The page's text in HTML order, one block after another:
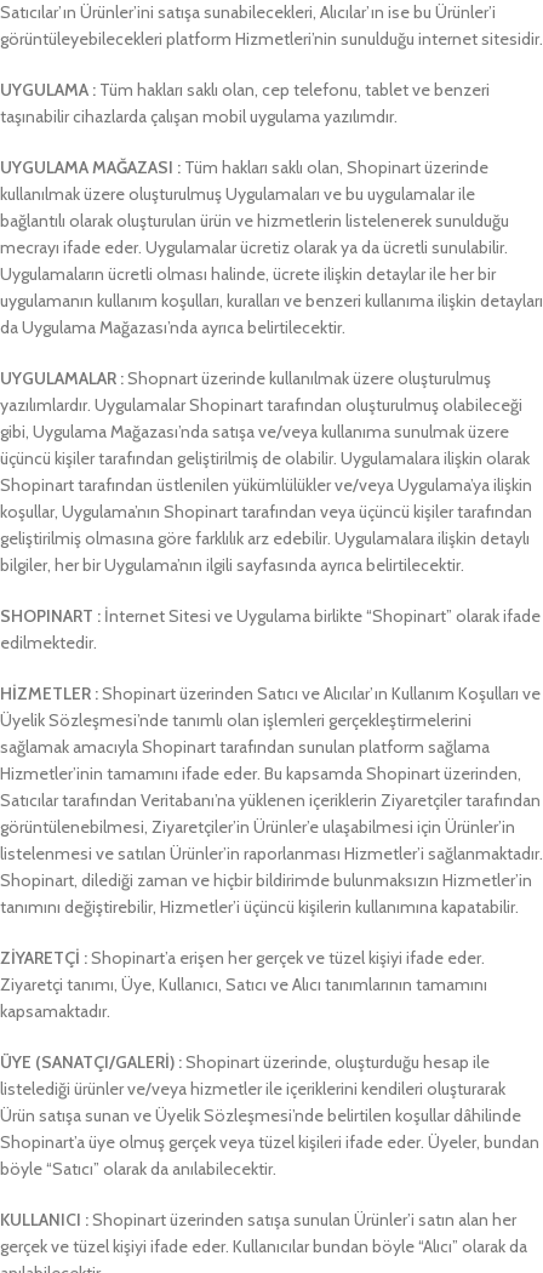
Satıcılar’ın Ürünler’ini satışa sunabilecekleri, Alıcılar’ın ise bu Ürünler’i
görüntüleyebilecekleri platform Hizmetleri’nin sunulduğu internet sitesidir.
UYGULAMA : Tüm hakları saklı olan, cep telefonu, tablet ve benzeri
taşınabilir cihazlarda çalışan mobil uygulama yazılımdır.
UYGULAMA MAĞAZASI : Tüm hakları saklı olan, Shopinart üzerinde
kullanılmak üzere oluşturulmuş Uygulamaları ve bu uygulamalar ile
bağlantılı olarak oluşturulan ürün ve hizmetlerin listelenerek sunulduğu
mecrayı ifade eder. Uygulamalar ücretiz olarak ya da ücretli sunulabilir.
Uygulamaların ücretli olması halinde, ücrete ilişkin detaylar ile her bir
uygulamanın kullanım koşulları, kuralları ve benzeri kullanıma ilişkin detayları
da Uygulama Mağazası’nda ayrıca belirtilecektir.
UYGULAMALAR :Shopnart üzerinde kullanılmak üzere oluşturulmuş
yazılımlardır. Uygulamalar Shopinart tarafından oluşturulmuş olabileceği
gibi, Uygulama Mağazası’nda satışa ve/veya kullanıma sunulmak üzere
üçüncü kişiler tarafından geliştirilmiş de olabilir. Uygulamalara ilişkin olarak
Shopinart tarafından üstlenilen yükümlülükler ve/veya Uygulama’ya ilişkin
koşullar, Uygulama’nın Shopinart tarafından veya üçüncü kişiler tarafından
geliştirilmiş olmasına göre farklılık arz edebilir. Uygulamalara ilişkin detaylı
bilgiler, her bir Uygulama’nın ilgili sayfasında ayrıca belirtilecektir.
SHOPINART : İnternet Sitesi ve Uygulama birlikte “Shopinart” olarak ifade
edilmektedir.
HİZMETLER :Shopinart üzerinden Satıcı ve Alıcılar’ın Kullanım Koşulları ve
Üyelik Sözleşmesi’nde tanımlı olan işlemleri gerçekleştirmelerini
sağlamak amacıyla Shopinart tarafından sunulan platform sağlama
Hizmetler’inin tamamını ifade eder. Bu kapsamda Shopinart üzerinden,
Satıcılar tarafından Veritabanı’na yüklenen içeriklerin Ziyaretçiler tarafından
görüntülenebilmesi, Ziyaretçiler’in Ürünler’e ulaşabilmesi için Ürünler’in
listelenmesi ve satılan Ürünler’in raporlanması Hizmetler’i sağlanmaktadır.
Shopinart, dilediği zaman ve hiçbir bildirimde bulunmaksızın Hizmetler’in
tanımını değiştirebilir, Hizmetler’i üçüncü kişilerin kullanımına kapatabilir.
ZİYARETÇİ :Shopinart’a erişen her gerçek ve tüzel kişiyi ifade eder.
Ziyaretçi tanımı, Üye, Kullanıcı, Satıcı ve Alıcı tanımlarının tamamını
kapsamaktadır.
ÜYE (SANATÇI/GALERİ) :Shopinart üzerinde, oluşturduğu hesap ile
listelediği ürünler ve/veya hizmetler ile içeriklerini kendileri oluşturarak
Ürün satışa sunan ve Üyelik Sözleşmesi’nde belirtilen koşullar dâhilinde
Shopinart’a üye olmuş gerçek veya tüzel kişileri ifade eder. Üyeler, bundan
böyle “Satıcı” olarak da anılabilecektir.
KULLANICI :Shopinart üzerinden satışa sunulan Ürünler’i satın alan her
gerçek ve tüzel kişiyi ifade eder. Kullanıcılar bundan böyle “Alıcı” olarak da